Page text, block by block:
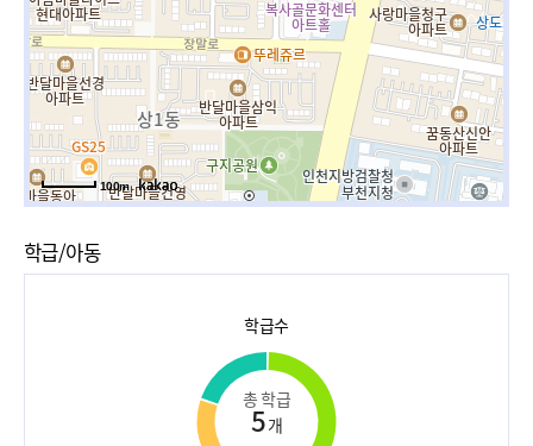
100m
학급/아동
학급수
총 학급
5개